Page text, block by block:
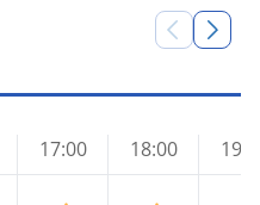
17:00 18:00